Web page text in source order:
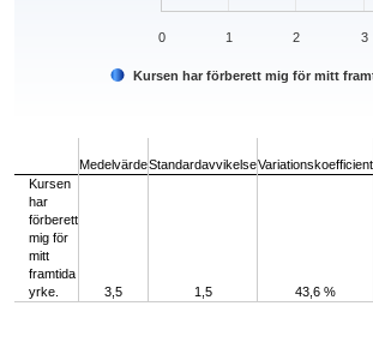
Kursen har förberett mig för mitt
0 1 2 3
MedelvärdeStandardavvikelseVariationskoefficient
Kursen
har
förberett
mig för
mitt
framtida
yrke.
3,5 1,5 43,6 %